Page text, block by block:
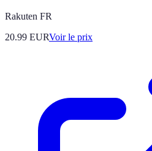
Rakuten FR
20.99 EURVoir le prix